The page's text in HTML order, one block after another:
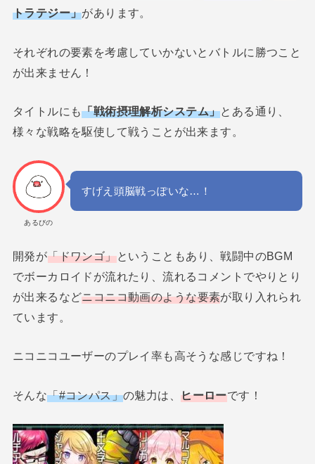
トラテジー」があります。
それぞれの要素を考慮していかないとバトルに勝つこと
が出来ません！
タイトルにも「戦術摂理解析システム」とある通り、
様々な戦略を駆使して戦うことが出来ます。
あるびの
すげえ頭脳戦っぽいな…！
開発が「ドワンゴ」ということもあり、戦闘中のBGM
でボーカロイドが流れたり、流れるコメントでやりとり
が出来るなどニコニコ動画のような要素が取り入れられ
ています。
ニコニコユーザーのプレイ率も高そうな感じですね！
そんな「#コンパス」の魅力は、ヒーローです！